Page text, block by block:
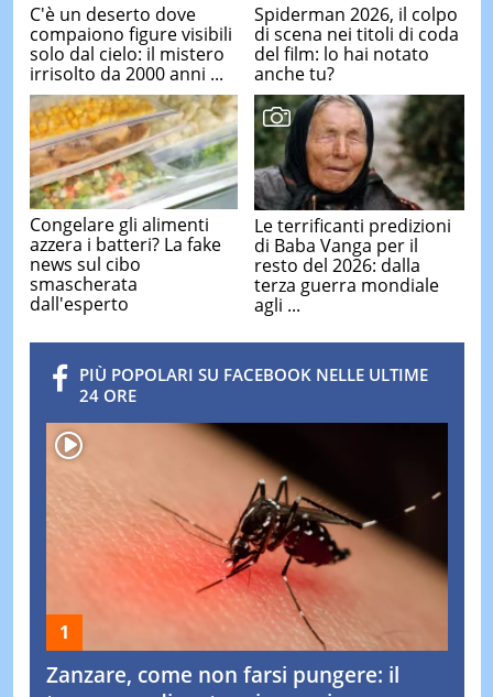
C'è un deserto dove
compaiono figure visibili
solo dal cielo: il mistero
irrisolto da 2000 anni ...
Spiderman 2026, il colpo
di scena nei titoli di coda
del film: lo hai notato
anche tu?
Congelare gli alimenti
azzera i batteri? La fake
news sul cibo
smascherata
dall'esperto
Le terrificanti predizioni
di Baba Vanga per il
resto del 2026: dalla
terza guerra mondiale
agli ...
PIÙ POPOLARI SU FACEBOOK NELLE ULTIME
24 ORE
Zanzare, come non farsi pungere: il